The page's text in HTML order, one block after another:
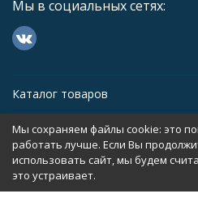
Мы в социальных сетях:
Каталог товаров
Помощь
Политика персональных данных
Мы сохраняем файлы cookie: это
работать лучше. Если Вы
использовать сайт, мы будем
это устраивает.